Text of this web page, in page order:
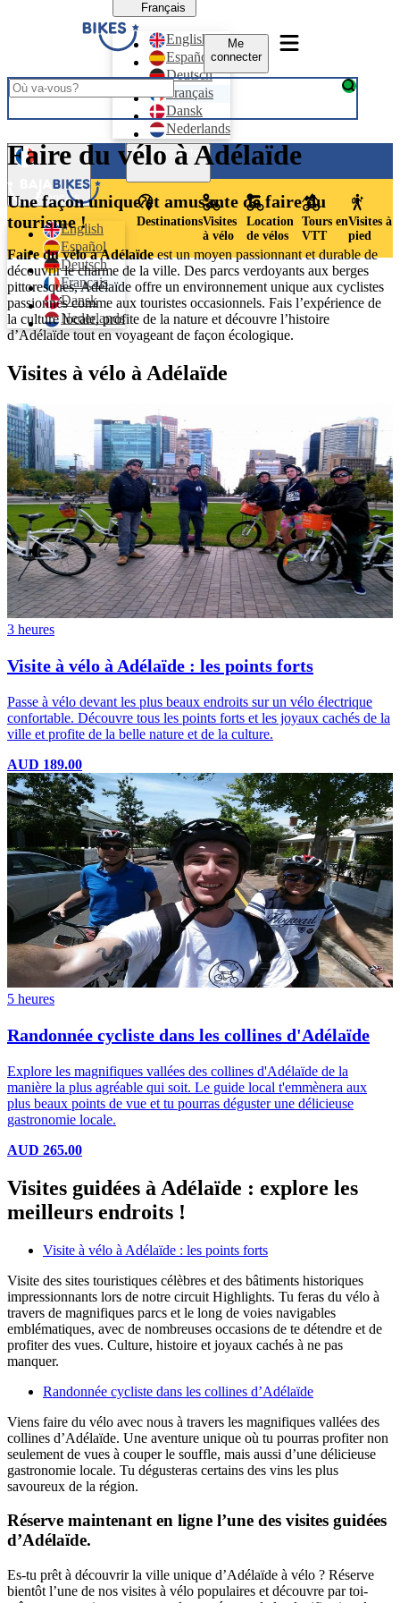
Français
English
Español
Deutsch
Français
Dansk
Nederlands
Me
connecter
Français
English
Español
Deutsch
Français
Dansk
Nederlands
Me connecter
DestinationsVisites
à vélo
Location
de vélos
Tours en
VTT
Visites à
pied
Faire du vélo à Adélaïde
Une façon unique et amusante de faire du
tourisme !
Faire du vélo à Adélaïdeest un moyen passionnant et durable de
découvrir le charme de la ville. Des parcs verdoyants aux berges
pittoresques, Adélaïde offre un environnement unique aux cyclistes
passionnés comme aux touristes occasionnels. Fais l’expérience de
la culture locale, profite de la nature et découvre l’histoire
d’Adélaïde tout en voyageant de façon écologique.
Visites à vélo à Adélaïde
3 heures
Visite à vélo à Adélaïde : les points forts
Passe à vélo devant les plus beaux endroits sur un vélo électrique
confortable. Découvre tous les points forts et les joyaux cachés de la
ville et profite de la belle nature et de la culture.
AUD 189.00
5 heures
Randonnée cycliste dans les collines d'Adélaïde
Explore les magnifiques vallées des collines d'Adélaïde de la
manière la plus agréable qui soit. Le guide local t'emmènera aux
plus beaux points de vue et tu pourras déguster une délicieuse
gastronomie locale.
AUD 265.00
Visites guidées à Adélaïde : explore les
meilleurs endroits !
Visite à vélo à Adélaïde : les points forts
Visite des sites touristiques célèbres et des bâtiments historiques
impressionnants lors de notre circuit Highlights. Tu feras du vélo à
travers de magnifiques parcs et le long de voies navigables
emblématiques, avec de nombreuses occasions de te détendre et de
profiter des vues. Culture, histoire et joyaux cachés à ne pas
manquer.
Randonnée cycliste dans les collines d’Adélaïde
Viens faire du vélo avec nous à travers les magnifiques vallées des
collines d’Adélaïde. Une aventure unique où tu pourras profiter non
seulement de vues à couper le souffle, mais aussi d’une délicieuse
gastronomie locale. Tu dégusteras certains des vins les plus
savoureux de la région.
Réserve maintenant en ligne l’une des visites guidées
d’Adélaïde.
Es-tu prêt à découvrir la ville unique d’Adélaïde à vélo ? Réserve
bientôt l’une de nos visites à vélo populaires et découvre par toi-